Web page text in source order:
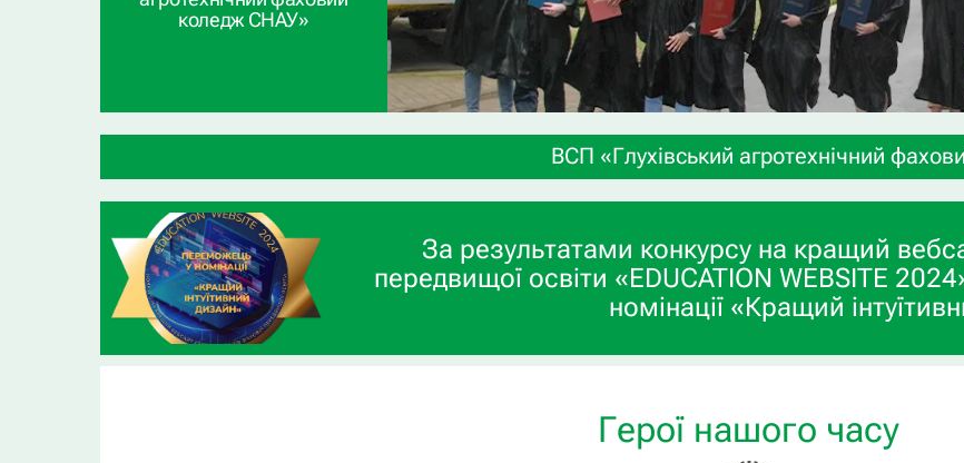
коледж СНАУ»
ВСП «Глухівський агротехнічний фаховий коледж СНАУ» запрошує
За результатами конкурсу на кращий
передвищої освіти «EDUCATION WEBSITE
номінації «Кращий
Герої нашого часу